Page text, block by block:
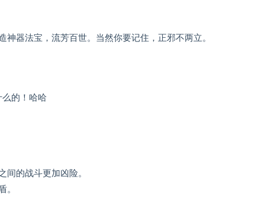
器法宝，流芳百世。当然你要记住，正邪不两立。
的！哈哈
间的战斗更加凶险。
。